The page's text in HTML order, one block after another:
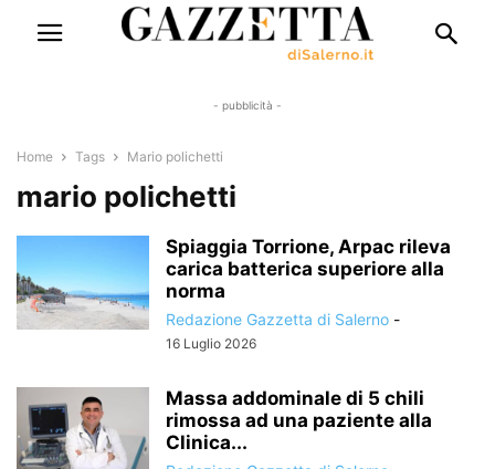
- pubblicità -
Home Tags Mario polichetti
mario polichetti
Spiaggia Torrione, Arpac rileva
carica batterica superiore alla
norma
Redazione Gazzetta di Salerno -
16 Luglio 2026
Massa addominale di 5 chili
rimossa ad una paziente alla
Clinica...